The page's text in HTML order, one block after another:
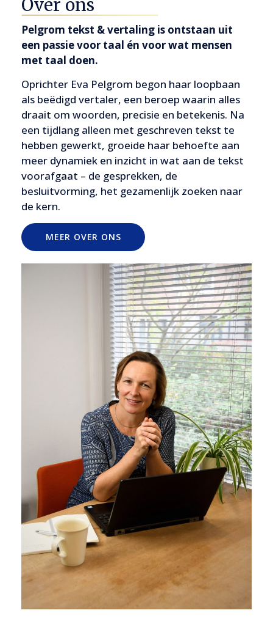
Over ons
Pelgrom tekst & vertaling is ontstaan uit
een passie voor taal én voor wat mensen
met taal doen.
Oprichter Eva Pelgrom begon haar loopbaan
als beëdigd vertaler, een beroep waarin alles
draait om woorden, precisie en betekenis. Na
een tijdlang alleen met geschreven tekst te
hebben gewerkt, groeide haar behoefte aan
meer dynamiek en inzicht in wat aan de tekst
voorafgaat – de gesprekken, de
besluitvorming, het gezamenlijk zoeken naar
de kern.
MEER OVER ONS